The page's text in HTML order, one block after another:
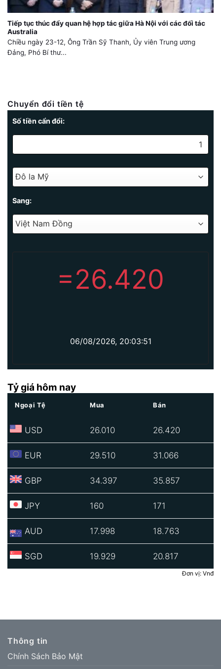
Tiếp tục thúc đẩy quan hệ hợp tác giữa Hà Nội với các đối tác
Australia
Chiều ngày 23-12, Ông Trần Sỹ Thanh, Ủy viên Trung ương
Đảng, Phó Bí thư...
Chuyển đổi tiền tệ
Số tiền cẩn đổi:
Sang:
=26.420
06/08/2026, 20:03:51
Tỷ giá hôm nay
Ngoại Tệ Mua Bán
USD 26.010 26.420
EUR 29.510 31.066
GBP 34.397 35.857
JPY 160 171
AUD 17.998 18.763
SGD 19.929 20.817
Đơn vị: Vnđ
Thông tin
Chính Sách Bảo Mật